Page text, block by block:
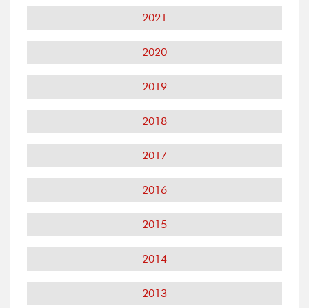
2021
2020
2019
2018
2017
2016
2015
2014
2013